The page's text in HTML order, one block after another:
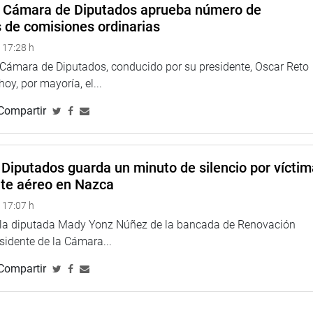
Juan de Lurigancho – Lima.
de Lima, realizará una mesa de trabajo sobre la
de Lima, dialogará con representantes de la
con representantes del Ministerio de Economía y
de la Federación Nacional de Trabajadores del
de Ica, fiscalizará el Instituto Nacional Penitenciario de
INPE.
de Junín, se reunirá con autoridades locales del Centro
La Libertad, será parte de una mesa de trabajo sobre la
y disposición final de residuos para la jurisdicción.
de Diputados aprueba número de
comisiones ordinarias
h
de Diputados, conducido por su presidente, Oscar Reto
por mayoría, el...
guarda un minuto de silencio por
aéreo en Nazca
h
diputada Mady Yonz Núñez de la bancada de Renovación
de la Cámara...